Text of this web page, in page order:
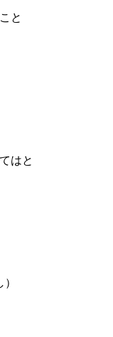
と
はと